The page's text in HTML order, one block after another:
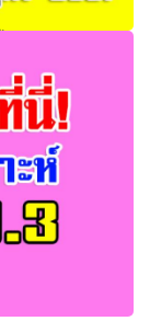
ป.1 – ป.6